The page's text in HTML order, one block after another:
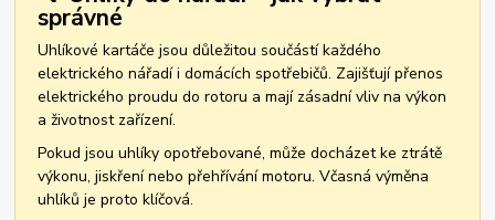
správné
Uhlíkové kartáče jsou důležitou součástí každého
elektrického nářadí i domácích spotřebičů. Zajišťují přenos
elektrického proudu do rotoru a mají zásadní vliv na výkon
a životnost zařízení.
Pokud jsou uhlíky opotřebované, může docházet ke ztrátě
výkonu, jiskření nebo přehřívání motoru. Včasná výměna
uhlíků je proto klíčová.